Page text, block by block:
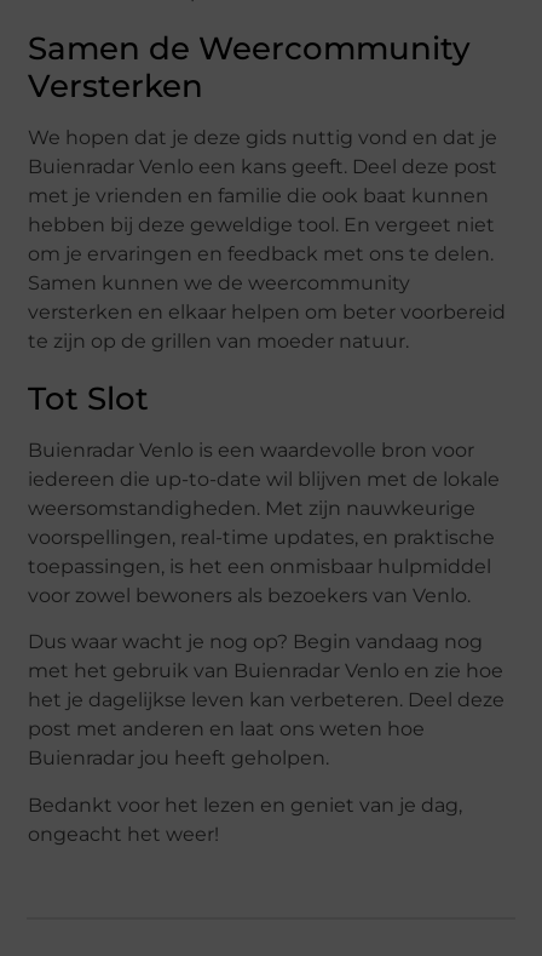
Samen de Weercommunity
Versterken
We hopen dat je deze gids nuttig vond en dat je
Buienradar Venlo een kans geeft. Deel deze post
met je vrienden en familie die ook baat kunnen
hebben bij deze geweldige tool. En vergeet niet
om je ervaringen en feedback met ons te delen.
Samen kunnen we de weercommunity
versterken en elkaar helpen om beter voorbereid
te zijn op de grillen van moeder natuur.
Tot Slot
Buienradar Venlo is een waardevolle bron voor
iedereen die up-to-date wil blijven met de lokale
weersomstandigheden. Met zijn nauwkeurige
voorspellingen, real-time updates, en praktische
toepassingen, is het een onmisbaar hulpmiddel
voor zowel bewoners als bezoekers van Venlo.
Dus waar wacht je nog op? Begin vandaag nog
met het gebruik van Buienradar Venlo en zie hoe
het je dagelijkse leven kan verbeteren. Deel deze
post met anderen en laat ons weten hoe
Buienradar jou heeft geholpen.
Bedankt voor het lezen en geniet van je dag,
ongeacht het weer!